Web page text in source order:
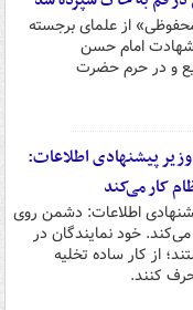
از علمای برجسته
شهادت امام حسن
و در حرم حضرت
پیشنهادی اطلاعات:
کار می‌کند
اطلاعات: دشمن روی
خود نمایندگان در
از کار ساده تخلیه
کنند.